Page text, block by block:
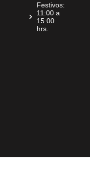
Festivos:
11:00 a
15:00
hrs.